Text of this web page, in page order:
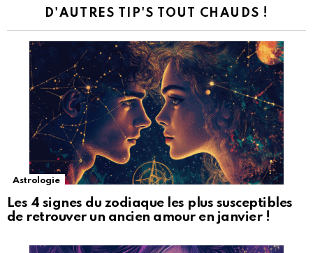
D'AUTRES TIP'S TOUT CHAUDS !
Astrologie
Les 4 signes du zodiaque les plus susceptibles
de retrouver un ancien amour en janvier !